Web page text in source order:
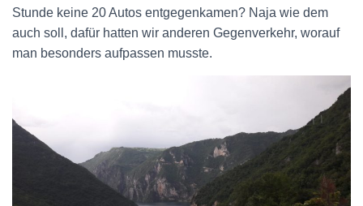
Stunde keine 20 Autos entgegenkamen? Naja wie dem
auch soll, dafür hatten wir anderen Gegenverkehr, worauf
man besonders aufpassen musste.